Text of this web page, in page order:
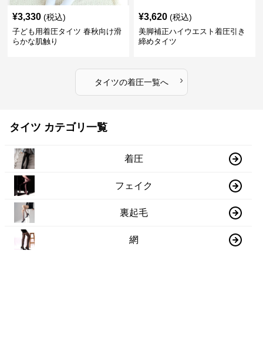
¥3,330 (税込)
子ども用着圧タイツ 春秋向け滑
らかな肌触り
¥3,620 (税込)
美脚補正ハイウエスト着圧引き
締めタイツ
タイツの着圧一覧へ ›
タイツ カテゴリ一覧
着圧
フェイク
裏起毛
網